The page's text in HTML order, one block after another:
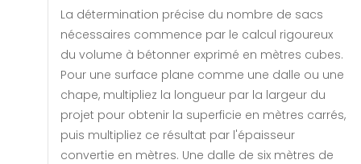
La détermination précise du nombre de sacs
nécessaires commence par le calcul rigoureux
du volume à bétonner exprimé en mètres cubes.
Pour une surface plane comme une dalle ou une
chape, multipliez la longueur par la largeur du
projet pour obtenir la superficie en mètres carrés,
puis multipliez ce résultat par l'épaisseur
convertie en mètres. Une dalle de six mètres de